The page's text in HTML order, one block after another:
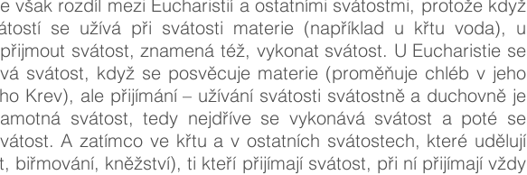
však rozdíl mezi Eucharistií a ostatními svátostmi, protože když
se užívá při svátosti materie (například u křtu voda), u
svátost, znamená též, vykonat svátost. U Eucharistie se
svátost, když se posvěcuje materie (proměňuje chléb v jeho
Krev), ale přijímání – užívání svátosti svátostně a duchovně je
svátost, tedy nejdříve se vykonává svátost a poté se
A zatímco ve křtu a v ostatních svátostech, které udělují
biřmování, kněžství), ti kteří přijímají svátost, při ní přijímají vždy